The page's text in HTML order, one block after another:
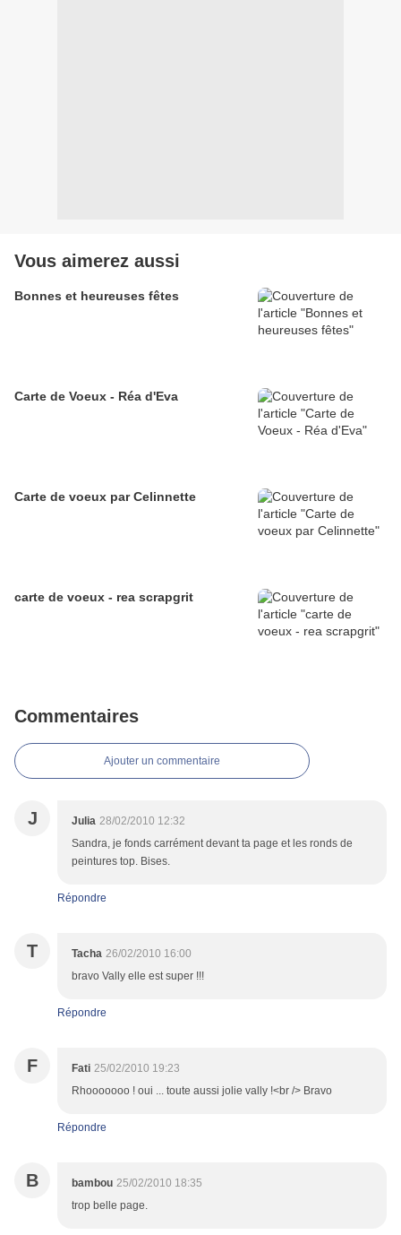
Vous aimerez aussi
Bonnes et heureuses fêtes
Carte de Voeux - Réa d'Eva
Carte de voeux par Celinnette
carte de voeux - rea scrapgrit
Commentaires
Ajouter un commentaire
J Julia 28/02/2010 12:32
Sandra, je fonds carrément devant ta page et les ronds de
peintures top. Bises.
Répondre
T Tacha 26/02/2010 16:00
bravo Vally elle est super !!!
Répondre
F Fati 25/02/2010 19:23
Rhooooooo ! oui ... toute aussi jolie vally !<br /> Bravo
Répondre
B bambou 25/02/2010 18:35
trop belle page.